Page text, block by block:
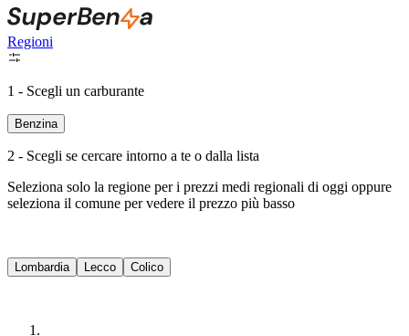
Regioni
1 - Scegli un carburante
Benzina
2 - Scegli se cercare intorno a te o dalla lista
Seleziona solo la regione per i prezzi medi regionali di oggi oppure
seleziona il comune per vedere il prezzo più basso
Lombardia Lecco Colico